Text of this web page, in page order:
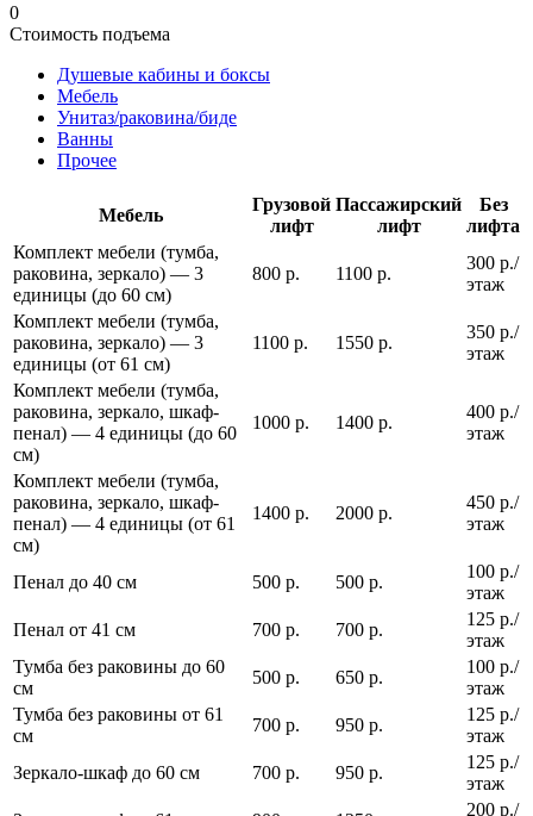
0
Стоимость подъема
Душевые кабины и боксы
Мебель
Унитаз/раковина/биде
Ванны
Прочее
Мебель
Грузовой
лифт
Пассажирский
лифт
Без
лифта
Комплект мебели (тумба,
раковина, зеркало) — 3
единицы (до 60 см)
800 р. 1100 р.
300 р./
этаж
Комплект мебели (тумба,
раковина, зеркало) — 3
единицы (от 61 см)
1100 р. 1550 р.
350 р./
этаж
Комплект мебели (тумба,
раковина, зеркало, шкаф-
пенал) — 4 единицы (до 60
см)
1000 р. 1400 р.
400 р./
этаж
Комплект мебели (тумба,
раковина, зеркало, шкаф-
пенал) — 4 единицы (от 61
см)
1400 р. 2000 р.
450 р./
этаж
Пенал до 40 см 500 р. 500 р.
100 р./
этаж
Пенал от 41 см
700 р. 700 р.
125 р./
этаж
Тумба без раковины до 60
см
500 р. 650 р.
100 р./
этаж
Тумба без раковины от 61
см
700 р. 950 р.
125 р./
этаж
Зеркало-шкаф до 60 см
700 р. 950 р.
125 р./
этаж
200 р./